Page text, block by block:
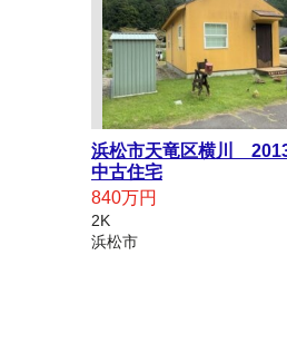
浜松市天竜区横川
中古住宅
840万円
2K
浜松市